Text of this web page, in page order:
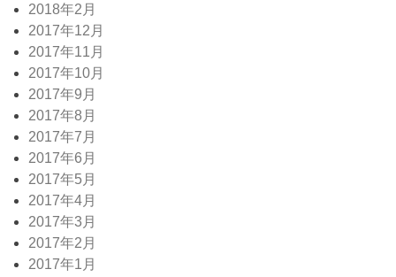
2018年2月
2017年12月
2017年11月
2017年10月
2017年9月
2017年8月
2017年7月
2017年6月
2017年5月
2017年4月
2017年3月
2017年2月
2017年1月